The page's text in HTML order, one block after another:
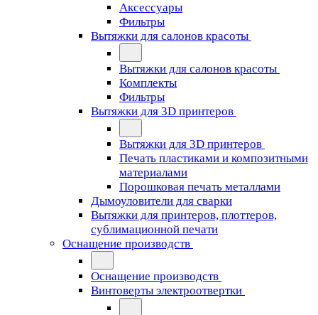
Аксессуары
Фильтры
Вытяжки для салонов красоты
Вытяжки для салонов красоты
Комплекты
Фильтры
Вытяжки для 3D принтеров
Вытяжки для 3D принтеров
Печать пластиками и композитными
материалами
Порошковая печать металлами
Дымоуловители для сварки
Вытяжки для принтеров, плоттеров,
сублимационной печати
Оснащение производств
Оснащение производств
Винтоверты электроотвертки